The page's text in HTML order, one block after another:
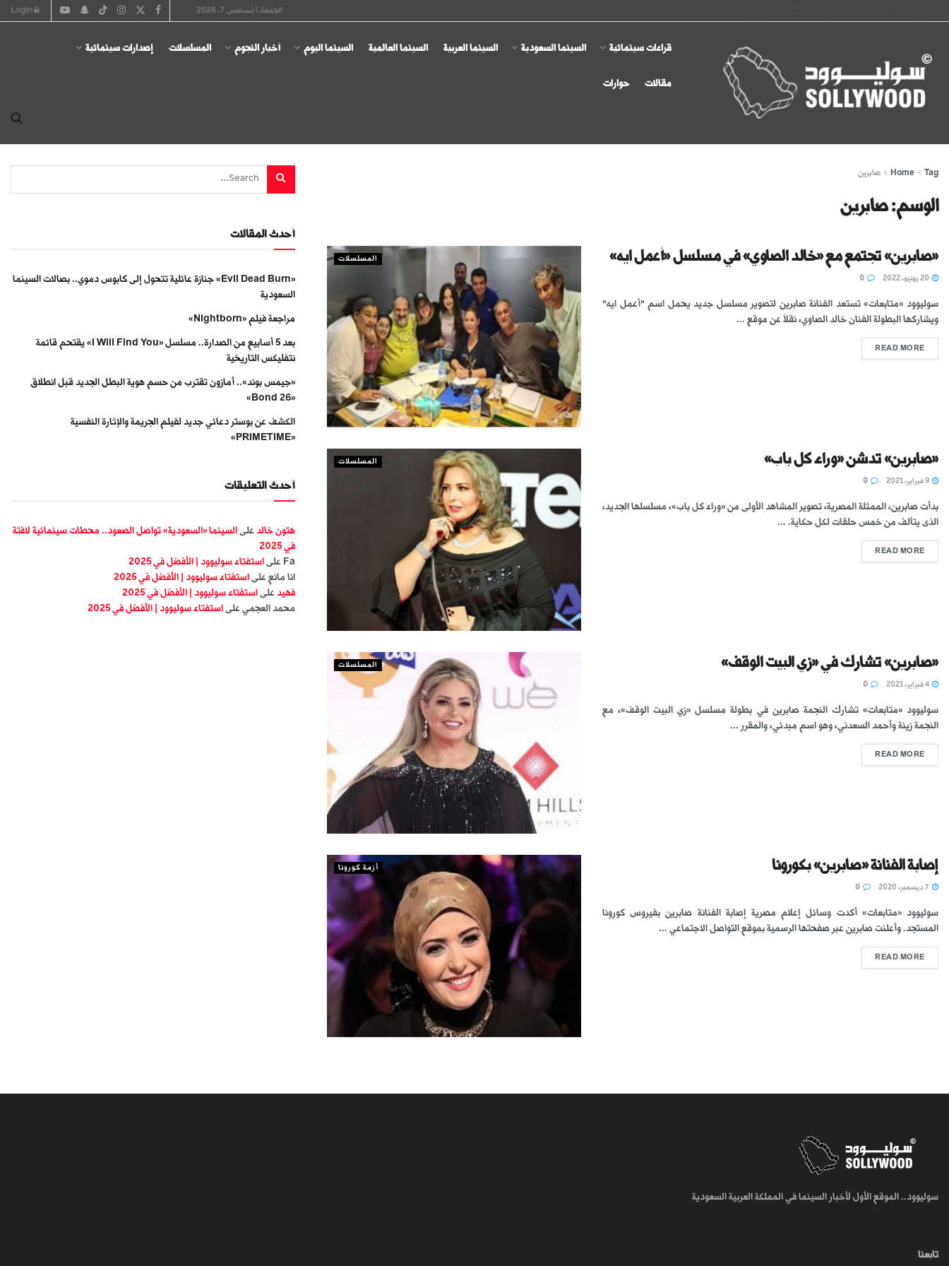
الجمعة, أغسطس 7, 2026
قراءات سينمائية السينما السعودية السينما العربية السينما العالمية السينما اليوم أخبار النجوم المسلسلات إصدارات سينمائية
مقالات حوارات
Home Tag صابرين
الوسم:صابرين
المسلسلات «صابرين» تجتمع مع «خالد الصاوي» في مسلسل «أعمل ايه»
سوليوود «متابعات» تستعد الفنانة صابرين لتصوير مسلسل جديد يحمل اسم "أعمل ايه"
ويشاركها البطولة الفنان خالد الصاوي، نقلاً عن موقع ...
READ MORE
المسلسلات «صابرين» تدشن «وراء كل باب»
بدأت صابرين، الممثلة المصرية، تصوير المشاهد الأولى من «وراء كل باب»، مسلسلها الجديد،
الذى يتألف من خمس حلقات لكل حكاية. ...
READ MORE
المسلسلات «صابرين» تشارك في «زي البيت الوقف»
سوليوود «متابعات» تشارك النجمة صابرين في بطولة مسلسل «زي البيت الوقف»، مع
النجمة زينة وأحمد السعدني، وهو اسم مبدئي، والمقرر ...
READ MORE
أزمة كورونا إصابة الفنانة «صابرين» بكورونا
سوليوود «متابعات» أكدت وسائل إعلام مصرية إصابة الفنانة صابرين بفيروس كورونا
المستجد. وأعلنت صابرين عبر صفحتها الرسمية بموقع التواصل الاجتماعي ...
READ MORE
أحدث المقالات
«Evil Dead Burn» جنازة عائلية تتحول إلى كابوس دموي.. بصالات السينما
السعودية
مراجعة فيلم «Nightborn»
بعد 5 أسابيع من الصدارة.. مسلسل «I Will Find You» يقتحم قائمة
نتفليكس التاريخية
«جيمس بوند».. أمازون تقترب من حسم هوية البطل الجديد قبل انطلاق
«Bond 26»
الكشف عن بوستر دعائي جديد لفيلم الجريمة والإثارة النفسية
«PRIMETIME»
أحدث التعليقات
هتون خالد على السينما «السعودية» تواصل الصعود.. محطات سينمائية لافتة
في 2025
Fa على استفتاء سوليوود | الأفضل في 2025
انا مانع على استفتاء سوليوود | الأفضل في 2025
فهيد على استفتاء سوليوود | الأفضل في 2025
محمد العجمي على استفتاء سوليوود | الأفضل في 2025
سوليوود.. الموقع الأول لأخبار السينما في المملكة العربية السعودية
تابعنا